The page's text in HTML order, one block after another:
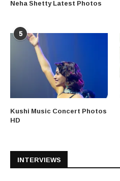
Neha Shetty Latest Photos
5
Kushi Music Concert Photos
HD
INTERVIEWS